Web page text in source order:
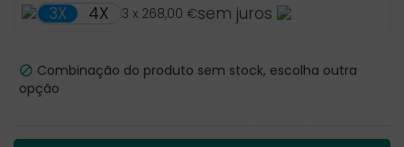
3X 4X 3 x 268,00 €sem juros
 Combinação do produto sem stock, escolha outra
opção